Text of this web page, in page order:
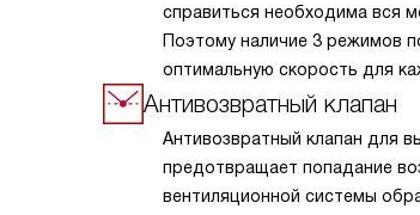
справиться необходима вся
Поэтому наличие 3 режимов
оптимальную скорость для
случая.
Антивозвратный клапан
Антивозвратный клапан для
предотвращает попадание
вентиляционной системы